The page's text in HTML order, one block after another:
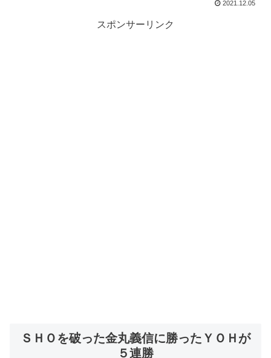
2021.12.05
スポンサーリンク
ＳＨＯを破った金丸義信に勝ったＹＯＨが
５連勝